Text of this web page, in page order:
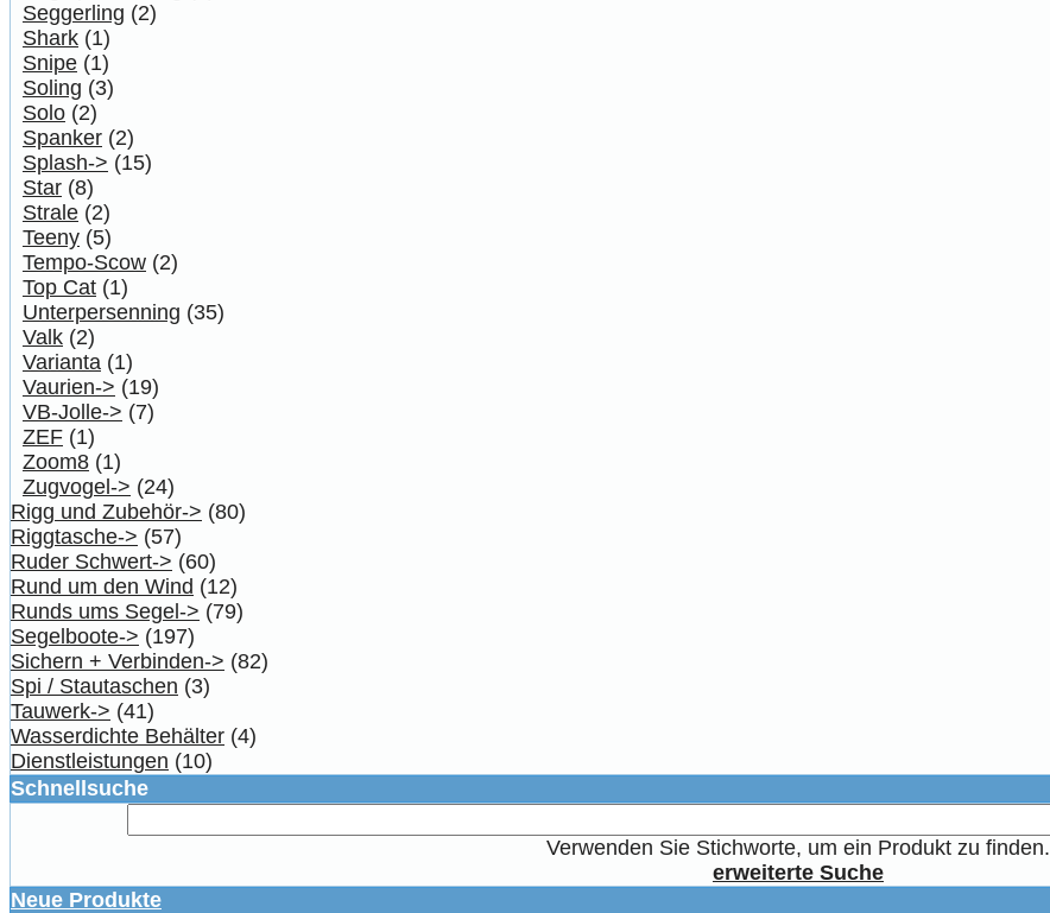
Seggerling (2)
Shark (1)
Snipe (1)
Soling (3)
Solo (2)
Spanker (2)
Splash-> (15)
Star (8)
Strale (2)
Teeny (5)
Tempo-Scow (2)
Top Cat (1)
Unterpersenning (35)
Valk (2)
Varianta (1)
Vaurien-> (19)
VB-Jolle-> (7)
ZEF (1)
Zoom8 (1)
Zugvogel-> (24)
Rigg und Zubehör-> (80)
Riggtasche-> (57)
Ruder Schwert-> (60)
Rund um den Wind (12)
Runds ums Segel-> (79)
Segelboote-> (197)
Sichern + Verbinden-> (82)
Spi / Stautaschen (3)
Tauwerk-> (41)
Wasserdichte Behälter (4)
Dienstleistungen (10)
Schnellsuche
Verwenden Sie Stichworte, um ein Produkt zu finden.
erweiterte Suche
Neue Produkte